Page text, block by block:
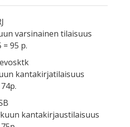
varsinainen tilaisuus
= 95 p.
kantakirjatilaisuus
kantakirjaustilaisuus